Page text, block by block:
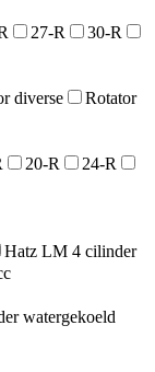
27-R
30-R
diverse
Rotator
20-R
24-R
Hatz LM 4 cilinder
watergekoeld